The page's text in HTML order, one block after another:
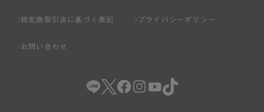
特定商取引法に基づく表記 プライバシーポリシー
お問い合わせ